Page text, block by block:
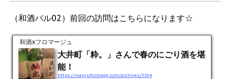
（和酒バル02）前回の訪問はこちらになります☆
和酒xフロマージュ
大井町「粋。」さんで春のにごり酒を堪
能！
https://wasyufromage.com/archives/5834